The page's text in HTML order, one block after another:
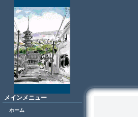
メインメニュー
ホーム